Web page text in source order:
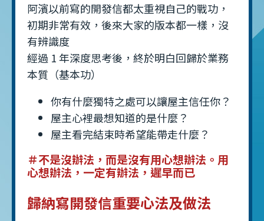
阿濱以前寫的開發信都太重視自己的戰功，
初期非常有效，後來大家的版本都一樣，沒
有辨識度
經過 1 年深度思考後，終於明白回歸於業務
本質（基本功）
你有什麼獨特之處可以讓屋主信任你？
屋主心裡最想知道的是什麼？
屋主看完結束時希望能帶走什麼？
＃不是沒辦法，而是沒有用心想辦法。用
心想辦法，一定有辦法，遲早而已
歸納寫開發信重要心法及做法